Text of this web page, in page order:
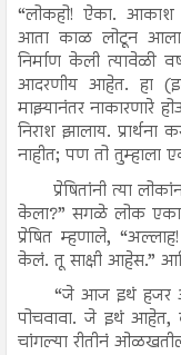
“लोकहो! ऐका. आकाश
आता काळ लोटून
निर्माण केली त्यावेळी
आदरणीय आहेत. हा
माझ्यानंतर नाकारणारे
निराश झालाय.
नाहीत; पण तो तुम्हाला
प्रेषितांनी त्या
केला?” सगळे लोक एका
प्रेषित म्हणाले,
केलं. तू साक्षी आहेस.”
“जे आज इथं हजर
पोचवावा. जे इथं आहेत,
चांगल्या रीतीनं